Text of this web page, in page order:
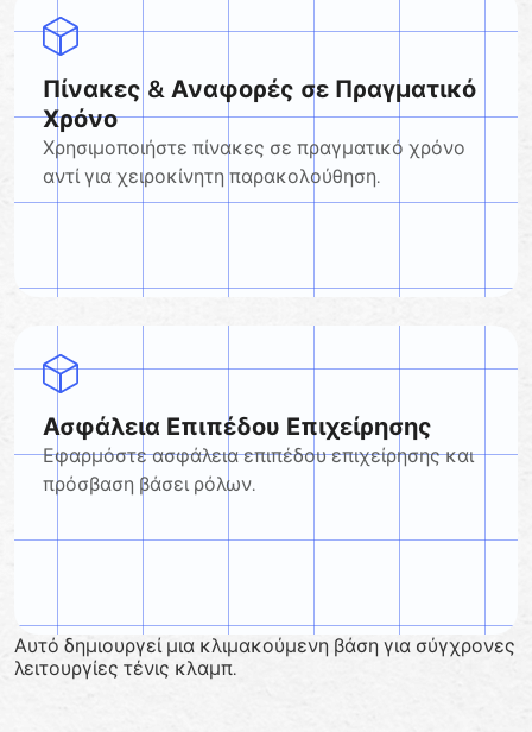
Πίνακες & Αναφορές σε Πραγματικό
Χρόνο
Χρησιμοποιήστε πίνακες σε πραγματικό χρόνο
αντί για χειροκίνητη παρακολούθηση.
Ασφάλεια Επιπέδου Επιχείρησης
Εφαρμόστε ασφάλεια επιπέδου επιχείρησης και
πρόσβαση βάσει ρόλων.
Αυτό δημιουργεί μια κλιμακούμενη βάση για σύγχρονες
λειτουργίες τένις κλαμπ.